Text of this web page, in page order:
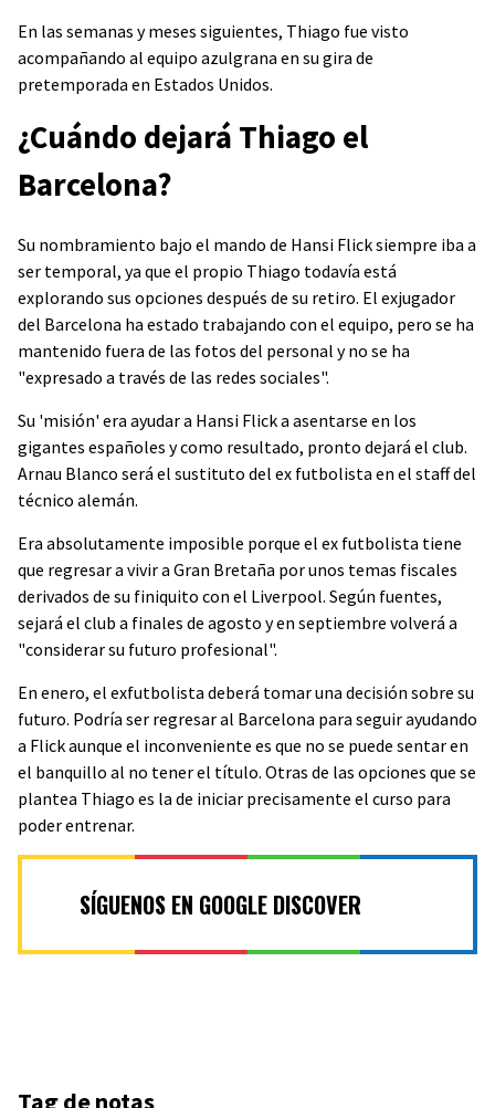
En las semanas y meses siguientes, Thiago fue visto
acompañando al equipo azulgrana en su gira de
pretemporada en Estados Unidos.
¿Cuándo dejará Thiago el
Barcelona?
Su nombramiento bajo el mando de Hansi Flick siempre iba a
ser temporal, ya que el propio Thiago todavía está
explorando sus opciones después de su retiro. El exjugador
del Barcelona ha estado trabajando con el equipo, pero se ha
mantenido fuera de las fotos del personal y no se ha
"expresado a través de las redes sociales".
Su 'misión' era ayudar a Hansi Flick a asentarse en los
gigantes españoles y como resultado, pronto dejará el club.
Arnau Blanco será el sustituto del ex futbolista en el staff del
técnico alemán.
Era absolutamente imposible porque el ex futbolista tiene
que regresar a vivir a Gran Bretaña por unos temas fiscales
derivados de su finiquito con el Liverpool. Según fuentes,
sejará el club a finales de agosto y en septiembre volverá a
"considerar su futuro profesional".
En enero, el exfutbolista deberá tomar una decisión sobre su
futuro. Podría ser regresar al Barcelona para seguir ayudando
a Flick aunque el inconveniente es que no se puede sentar en
el banquillo al no tener el título. Otras de las opciones que se
plantea Thiago es la de iniciar precisamente el curso para
poder entrenar.
SÍGUENOS EN GOOGLE DISCOVER
Tag de notas